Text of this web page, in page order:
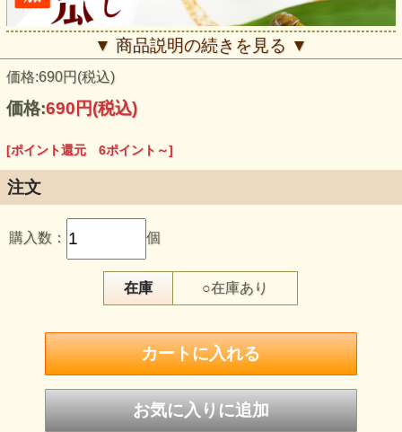
▼ 商品説明の続きを見る ▼
価格:690円(税込)
価格:690円(税込)
[ポイント還元 6ポイント～]
注文
購入数： 個
在庫 ○在庫あり